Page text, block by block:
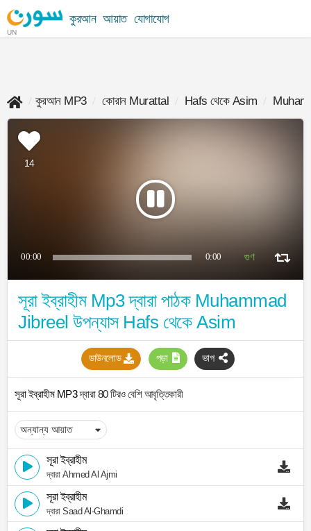
UN
কুরআন আয়াত যোগাযোগ
কুরআন MP3 কোরান Murattal Hafs থেকে Asim
14
00:00 0:00
সূরা ইব্রাহীম Mp3 দ্বারা পাঠক Muhammad
Jibreel উপন্যাস Hafs থেকে Asim
ডাউনলোড পড়া ভাগ
সূরা ইব্রাহীম MP3দ্বারা 80 টিরও বেশি আবৃত্তিকারী
সূরা ইব্রাহীম
দ্বারা Ahmed Al Ajmi
সূরা ইব্রাহীম
দ্বারা Saad Al-Ghamdi